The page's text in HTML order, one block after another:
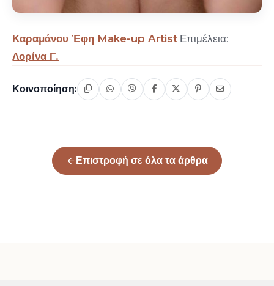
Καραμάνου Έφη Make-up Artist Επιμέλεια:
Λορίνα Γ.
Κοινοποίηση:
Επιστροφή σε όλα τα άρθρα